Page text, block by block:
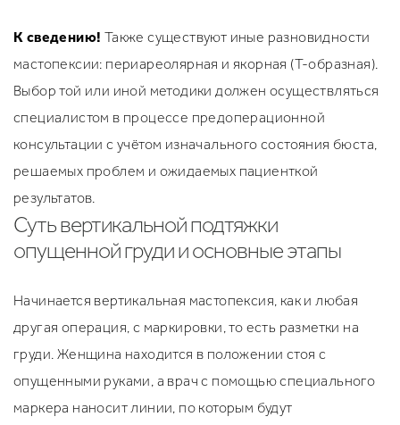
К сведению! Также существуют иные разновидности
мастопексии: периареолярная и якорная (Т-образная).
Выбор той или иной методики должен осуществляться
специалистом в процессе предоперационной
консультации с учётом изначального состояния бюста,
решаемых проблем и ожидаемых пациенткой
результатов.
Суть вертикальной подтяжки
опущенной груди и основные этапы
Начинается вертикальная мастопексия, как и любая
другая операция, с маркировки, то есть разметки на
груди. Женщина находится в положении стоя с
опущенными руками, а врач с помощью специального
маркера наносит линии, по которым будут